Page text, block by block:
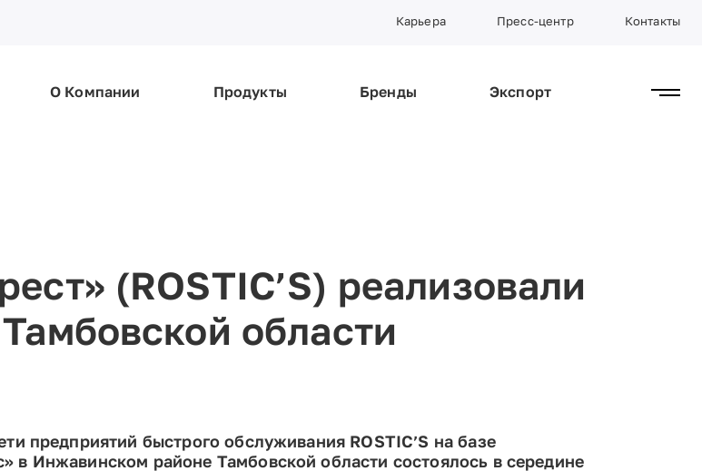
Карьера Пресс-центр Контакты
О Компании Продукты Бренды Экспорт
(ROSTIC’S) реализовали
области
предприятий быстрого обслуживания ROSTIC’S на базе
в Инжавинском районе Тамбовской области состоялось в середине